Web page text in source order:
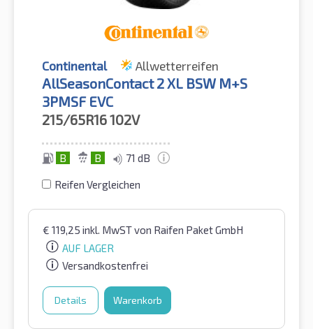
Continental Allwetterreifen
AllSeasonContact 2 XL BSW M+S
3PMSF EVC
215/65R16102V
B B 71 dB
Reifen Vergleichen
€ 119,25 inkl. MwSTvon Raifen Paket GmbH
AUF LAGER
Versandkostenfrei
Details Warenkorb